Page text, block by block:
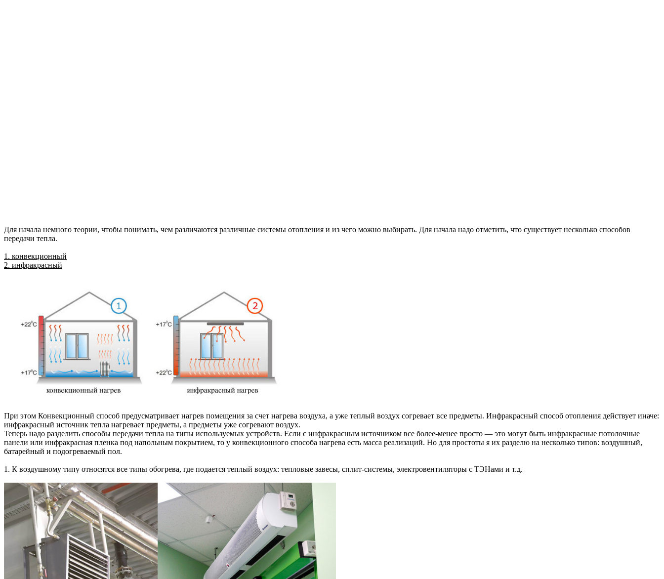
Для начала немного теории, чтобы понимать, чем различаются различные системы отопления и из чего можно выбирать. Для начала надо отметить, что существует несколько способов
передачи тепла.
1. конвекционный
2. инфракрасный
При этом Конвекционный способ предусматривает нагрев помещения за счет нагрева воздуха, а уже теплый воздух согревает все предметы. Инфракрасный способ отопления действует иначе:
инфракрасный источник тепла нагревает предметы, а предметы уже согревают воздух.
Теперь надо разделить способы передачи тепла на типы используемых устройств. Если с инфракрасным источником все более-менее просто — это могут быть инфракрасные потолочные
панели или инфракрасная пленка под напольным покрытием, то у конвекционного способа нагрева есть масса реализаций. Но для простоты я их разделю на несколько типов: воздушный,
батарейный и подогреваемый пол.
1. К воздушному типу относятся все типы обогрева, где подается теплый воздух: тепловые завесы, сплит-системы, электровентиляторы с ТЭНами и т.д.